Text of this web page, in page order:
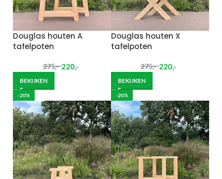
Douglas houten A
tafelpoten
275,- 220,-
BEKIJKEN
Douglas houten X
tafelpoten
275,- 220,-
BEKIJKEN
-20% -20%